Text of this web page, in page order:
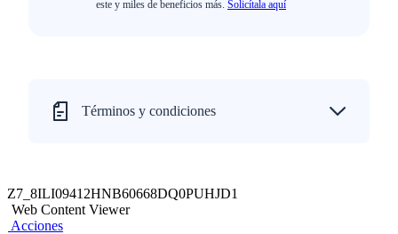
este y miles de beneficios más. Solicítala aquí
Términos y condiciones
Z7_8ILI09412HNB60668DQ0PUHJD1
Web Content Viewer
Acciones